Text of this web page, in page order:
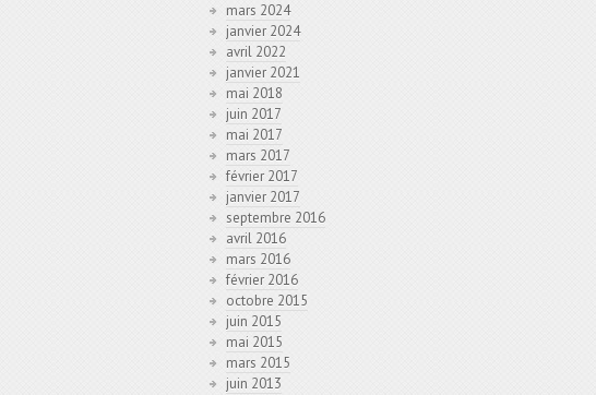
mars 2024
janvier 2024
avril 2022
janvier 2021
mai 2018
juin 2017
mai 2017
mars 2017
février 2017
janvier 2017
septembre 2016
avril 2016
mars 2016
février 2016
octobre 2015
juin 2015
mai 2015
mars 2015
juin 2013